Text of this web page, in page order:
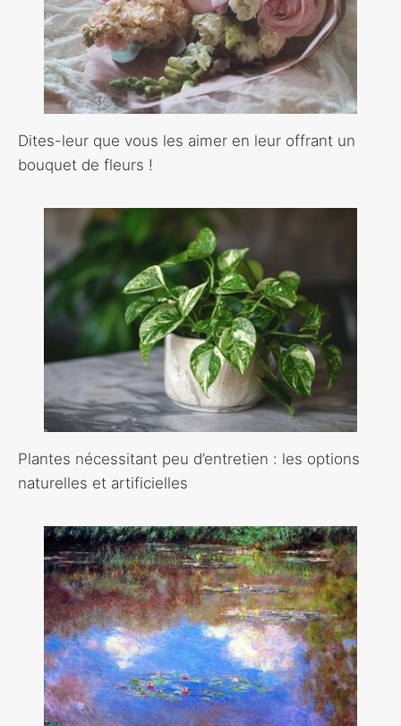
Dites-leur que vous les aimer en leur offrant un
bouquet de fleurs !
Plantes nécessitant peu d’entretien : les options
naturelles et artificielles